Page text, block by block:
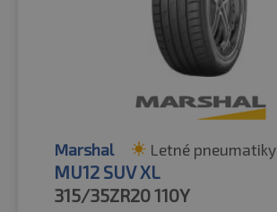
Marshal Letné pneumatiky
MU12 SUV XL
315/35ZR20110Y